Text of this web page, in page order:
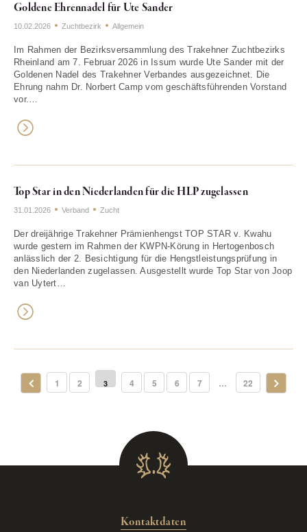
Goldene Ehrennadel für Ute Sander
10.02.2026 Zuchtbezirk Allgemein
Im Rahmen der Bezirksversammlung des Trakehner Zuchtbezirks
Rheinland am 7. Februar 2026 in Issum wurde Ute Sander mit der
Goldenen Nadel des Trakehner Verbandes ausgezeichnet. Die
Ehrung nahm Dr. Norbert Camp vom geschäftsführenden Vorstand
vor.…
Top Star in den Niederlanden für die HLP zugelassen
31.01.2026 Verband Zucht
Der dreijährige Trakehner Prämienhengst TOP STAR v. Kwahu
wurde gestern im Rahmen der KWPN-Körung in Hertogenbosch
anlässlich der 2. Besichtigung für die Hengstleistungsprüfung in
den Niederlanden zugelassen. Ausgestellt wurde Top Star von Joop
van Uytert…
1 2 3 4 5 6 7 … 22
Kontaktdaten